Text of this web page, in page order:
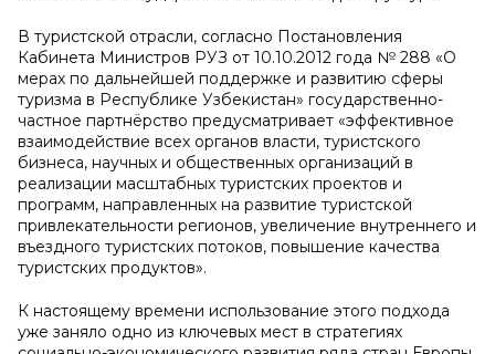
В туристской отрасли, согласно Постановления
Кабинета Министров РУЗ от 10.10.2012 года № 288 «О
мерах по дальнейшей поддержке и развитию сферы
туризма в Республике Узбекистан» государственно-
частное партнёрство предусматривает «эффективное
взаимодействие всех органов власти, туристского
бизнеса, научных и общественных организаций в
реализации масштабных туристских проектов и
программ, направленных на развитие туристской
привлекательности регионов, увеличение внутреннего и
въездного туристских потоков, повышение качества
туристских продуктов».
К настоящему времени использование этого подхода
уже заняло одно из ключевых мест в стратегиях